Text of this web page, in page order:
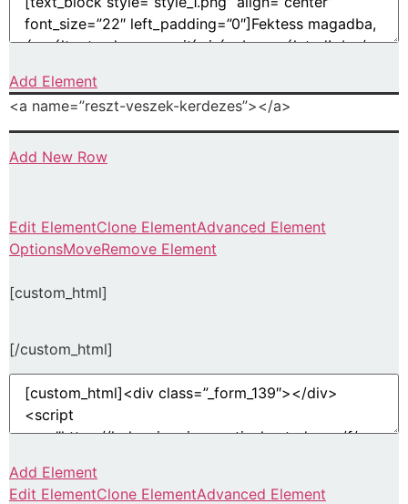
Add Element
<a name=”reszt-veszek-kerdezes”></a>
Add New Row
Edit ElementClone ElementAdvanced Element
OptionsMoveRemove Element
[custom_html]
[/custom_html]
Add Element
Edit ElementClone ElementAdvanced Element